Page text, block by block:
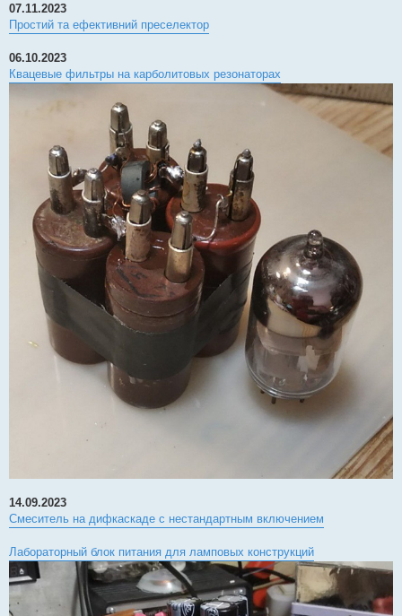
07.11.2023
Простий та ефективний преселектор
06.10.2023
Квацевые фильтры на карболитовых резонаторах
14.09.2023
Смеситель на дифкаскаде с нестандартным включением
Лабораторный блок питания для ламповых конструкций